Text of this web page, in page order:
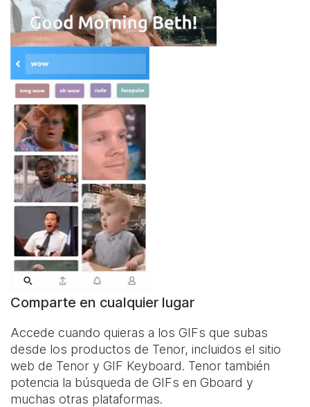
Comparte en cualquier lugar
Accede cuando quieras a los GIFs que subas
desde los productos de Tenor, incluidos el sitio
web de Tenor y GIF Keyboard. Tenor también
potencia la búsqueda de GIFs en Gboard y
muchas otras plataformas.